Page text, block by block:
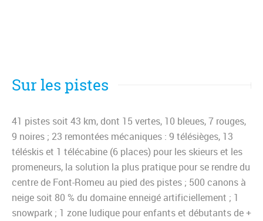
Sur les pistes
41 pistes soit 43 km, dont 15 vertes, 10 bleues, 7 rouges,
9 noires ; 23 remontées mécaniques : 9 télésièges, 13
téléskis et 1 télécabine (6 places) pour les skieurs et les
promeneurs, la solution la plus pratique pour se rendre du
centre de Font-Romeu au pied des pistes ; 500 canons à
neige soit 80 % du domaine enneigé artificiellement ; 1
snowpark ; 1 zone ludique pour enfants et débutants de +